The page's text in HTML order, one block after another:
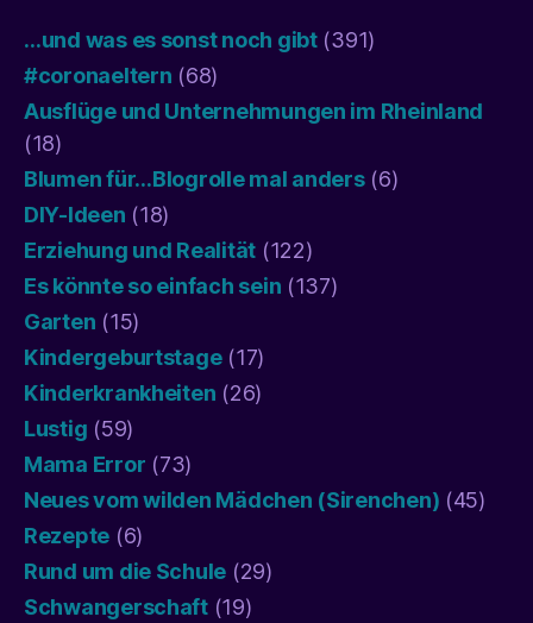
…und was es sonst noch gibt(391)
#coronaeltern (68)
Ausflüge und Unternehmungen im Rheinland
(18)
Blumen für…Blogrolle mal anders(6)
DIY-Ideen (18)
Erziehung und Realität (122)
Es könnte so einfach sein (137)
Garten (15)
Kindergeburtstage(17)
Kinderkrankheiten (26)
Lustig (59)
Mama Error (73)
Neues vom wilden Mädchen (Sirenchen) (45)
Rezepte (6)
Rund um die Schule (29)
Schwangerschaft(19)